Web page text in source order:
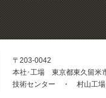
〒203-0042
本社･工場 東京都東久留米
技術センター ・ 村山工